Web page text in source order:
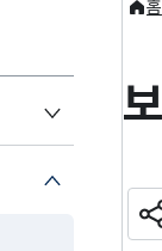
홈